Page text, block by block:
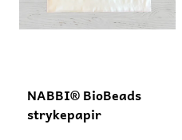
NABBI® BioBeads
strykepapir